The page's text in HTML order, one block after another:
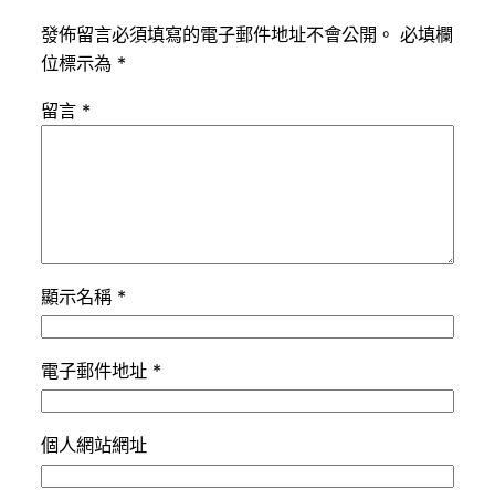
發佈留言必須填寫的電子郵件地址不會公開。 必填欄
位標示為 *
留言 *
顯示名稱 *
電子郵件地址 *
個人網站網址